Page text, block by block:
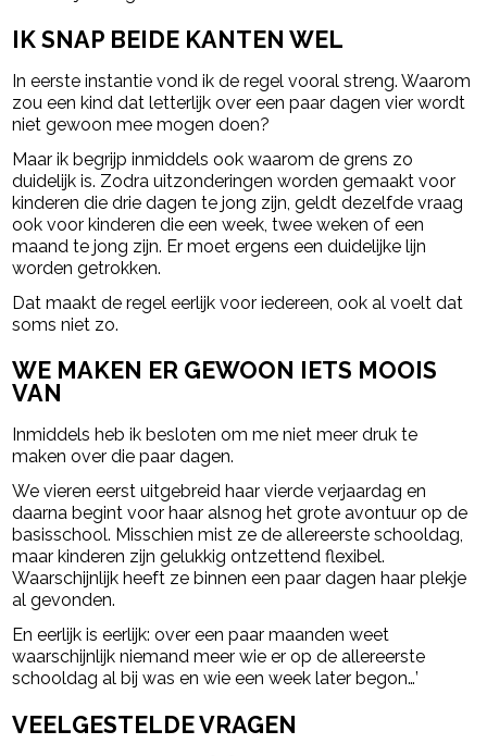
IK SNAP BEIDE KANTEN WEL
In eerste instantie vond ik de regel vooral streng. Waarom
zou een kind dat letterlijk over een paar dagen vier wordt
niet gewoon mee mogen doen?
Maar ik begrijp inmiddels ook waarom de grens zo
duidelijk is. Zodra uitzonderingen worden gemaakt voor
kinderen die drie dagen te jong zijn, geldt dezelfde vraag
ook voor kinderen die een week, twee weken of een
maand te jong zijn. Er moet ergens een duidelijke lijn
worden getrokken.
Dat maakt de regel eerlijk voor iedereen, ook al voelt dat
soms niet zo.
WE MAKEN ER GEWOON IETS MOOIS
VAN
Inmiddels heb ik besloten om me niet meer druk te
maken over die paar dagen.
We vieren eerst uitgebreid haar vierde verjaardag en
daarna begint voor haar alsnog het grote avontuur op de
basisschool. Misschien mist ze de allereerste schooldag,
maar kinderen zijn gelukkig ontzettend flexibel.
Waarschijnlijk heeft ze binnen een paar dagen haar plekje
al gevonden.
En eerlijk is eerlijk: over een paar maanden weet
waarschijnlijk niemand meer wie er op de allereerste
schooldag al bij was en wie een week later begon…’
VEELGESTELDE VRAGEN